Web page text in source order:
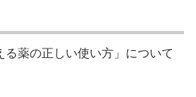
薬の正しい使い方」について